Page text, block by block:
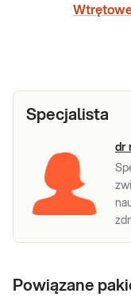
Specjalista
dr
Powiązane